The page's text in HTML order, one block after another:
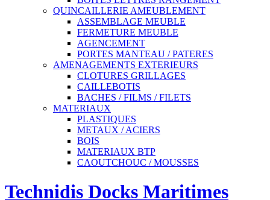
QUINCAILLERIE AMEUBLEMENT
ASSEMBLAGE MEUBLE
FERMETURE MEUBLE
AGENCEMENT
PORTES MANTEAU / PATERES
AMENAGEMENTS EXTERIEURS
CLOTURES GRILLAGES
CAILLEBOTIS
BACHES / FILMS / FILETS
MATERIAUX
PLASTIQUES
METAUX / ACIERS
BOIS
MATERIAUX BTP
CAOUTCHOUC / MOUSSES
Technidis Docks Maritimes